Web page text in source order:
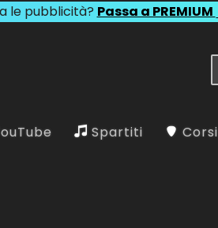
le pubblicità? Passa a PREMIUM
Spartiti Corsi